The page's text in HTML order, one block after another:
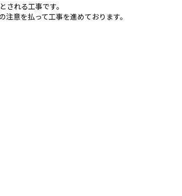
れる工事です。
意を払って工事を進めております。